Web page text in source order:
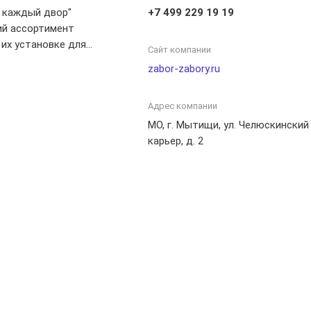
каждый двор"
ассортимент
установке для
участка.
+7 499 229 19 19
Сайт компании
zabor-zabory.ru
Адрес компании
МО, г. Мытищи, ул. Челюскинский
карьер, д. 2